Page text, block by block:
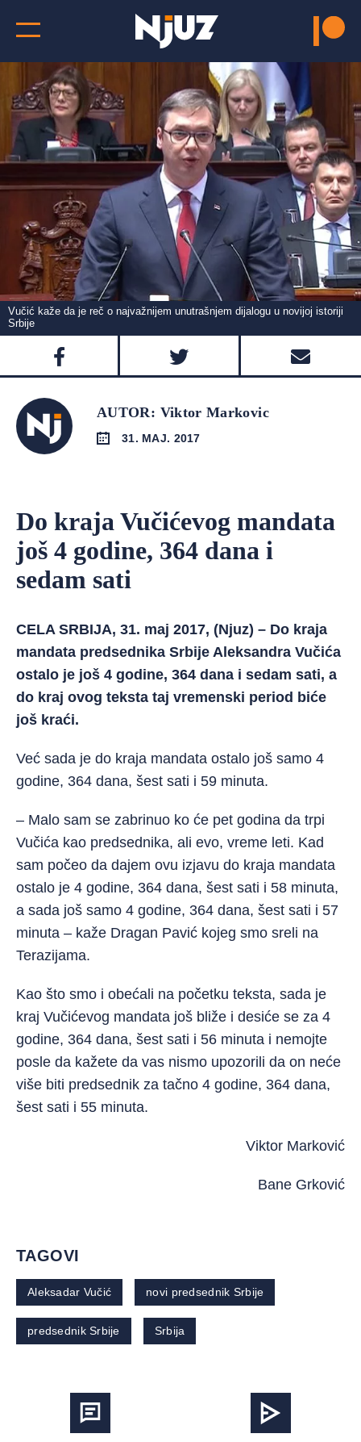
Vučić kaže da je reč o najvažnijem unutrašnjem dijalogu u novijoj istoriji
Srbije
AUTOR: Viktor Markovic
31. MAJ. 2017
Do kraja Vučićevog mandata
još 4 godine, 364 dana i
sedam sati
CELA SRBIJA, 31. maj 2017, (Njuz) – Do kraja
mandata predsednika Srbije Aleksandra Vučića
ostalo je još 4 godine, 364 dana i sedam sati, a
do kraj ovog teksta taj vremenski period biće
još kraći.
Već sada je do kraja mandata ostalo još samo 4
godine, 364 dana, šest sati i 59 minuta.
– Malo sam se zabrinuo ko će pet godina da trpi
Vučića kao predsednika, ali evo, vreme leti. Kad
sam počeo da dajem ovu izjavu do kraja mandata
ostalo je 4 godine, 364 dana, šest sati i 58 minuta,
a sada još samo 4 godine, 364 dana, šest sati i 57
minuta – kaže Dragan Pavić kojeg smo sreli na
Terazijama.
Kao što smo i obećali na početku teksta, sada je
kraj Vučićevog mandata još bliže i desiće se za 4
godine, 364 dana, šest sati i 56 minuta i nemojte
posle da kažete da vas nismo upozorili da on neće
više biti predsednik za tačno 4 godine, 364 dana,
šest sati i 55 minuta.
Viktor Marković
Bane Grković
TAGOVI
Aleksadar Vučić novi predsednik Srbije
predsednik Srbije Srbija